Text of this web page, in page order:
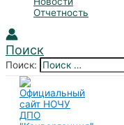
Отчетность
Поиск
Поиск: